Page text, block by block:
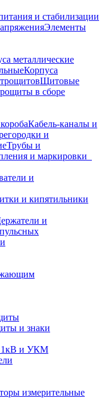
и стабилизации
Элементы
металлические
Корпуса
Щитовые
в сборе
Кабель-каналы и
и
Трубы и
и маркировки
и
и кипятильники
и
и знаки
1кВ и УКМ
измерительные